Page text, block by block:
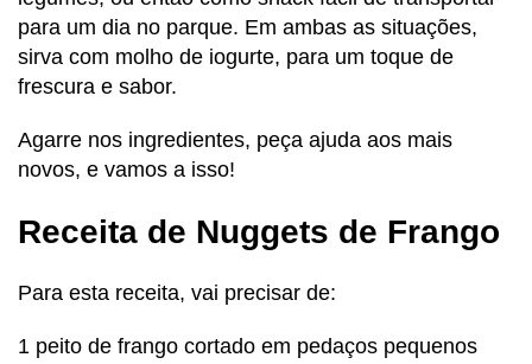
para um dia no parque. Em ambas as situações,
sirva com molho de iogurte, para um toque de
frescura e sabor.
Agarre nos ingredientes, peça ajuda aos mais
novos, e vamos a isso!
Receita de Nuggets de Frango
Para esta receita, vai precisar de:
1 peito de frango cortado em pedaços pequenos